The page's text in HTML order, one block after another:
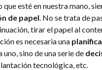
esté en nuestra mano,
de papel . No se trata de
tirar el papel al
es necesaria una
sino de una serie de
tecnológica, etc.